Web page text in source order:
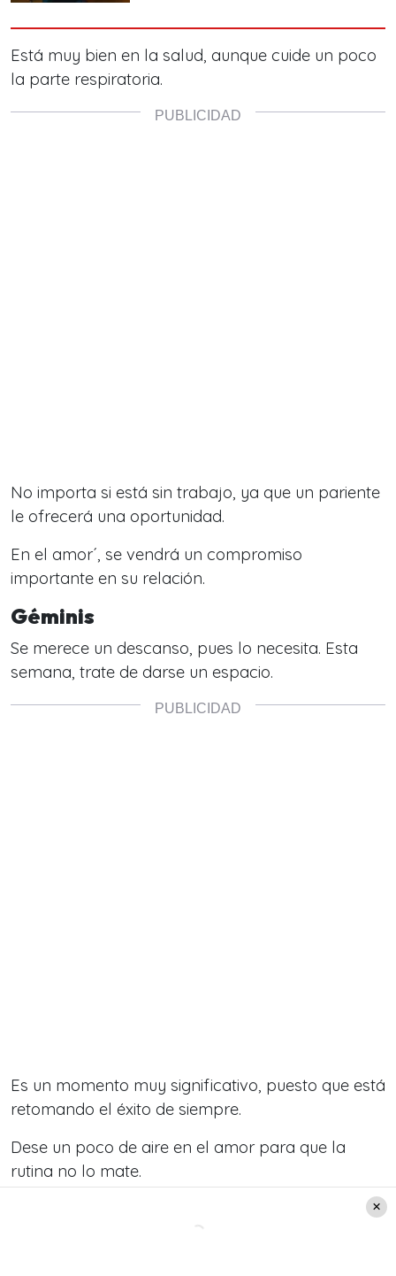
Está muy bien en la salud, aunque cuide un poco
la parte respiratoria.
No importa si está sin trabajo, ya que un pariente
le ofrecerá una oportunidad.
En el amor´, se vendrá un compromiso
importante en su relación.
Géminis
Se merece un descanso, pues lo necesita. Esta
semana, trate de darse un espacio.
Es un momento muy significativo, puesto que está
retomando el éxito de siempre.
Dese un poco de aire en el amor para que la
rutina no lo mate.